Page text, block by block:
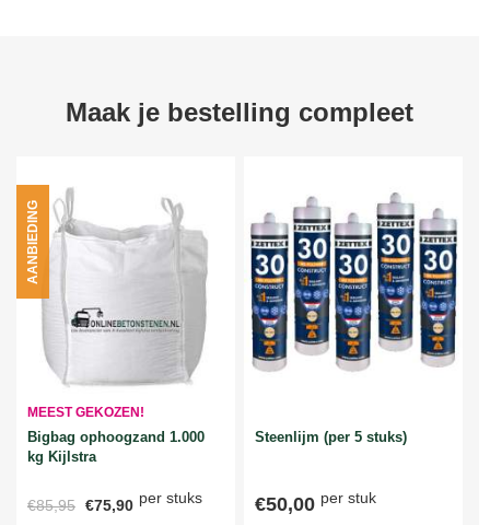
Maak je bestelling compleet
MEEST GEKOZEN!
Bigbag ophoogzand 1.000
kg Kijlstra
€85,95 €75,90 per stuks
AANBIEDING
Steenlijm (per 5 stuks)
€50,00 per stuk